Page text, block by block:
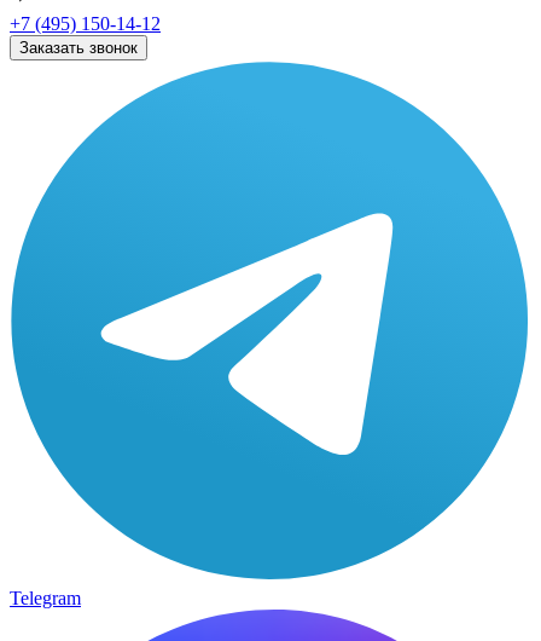
+7 (495) 150-14-12
Заказать звонок
Telegram